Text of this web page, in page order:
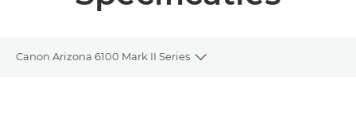
Canon Arizona 6100 Mark II Series
Toggle breadcrumbs